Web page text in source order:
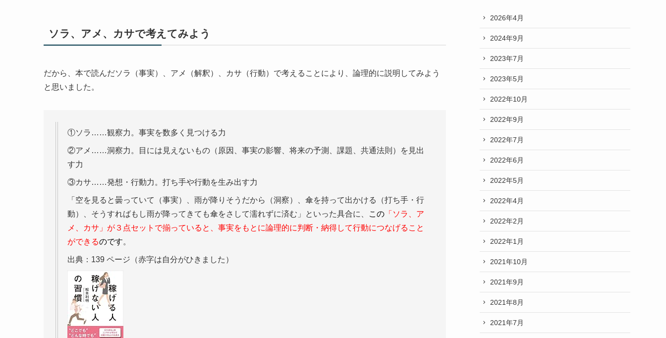
ソラ、アメ、カサで考えてみよう
だから、本で読んだソラ（事実）、アメ（解釈）、カサ（行動）で考えることにより、論理的に説明してみよう
と思いました。
①ソラ……観察力。事実を数多く見つける力
②アメ……洞察力。目には見えないもの（原因、事実の影響、将来の予測、課題、共通法則）を見出
す力
③カサ……発想・行動力。打ち手や行動を生み出す力
「空を見ると曇っていて（事実）、雨が降りそうだから（洞察）、傘を持って出かける（打ち手・行
動）、そうすればもし雨が降ってきても傘をさして濡れずに済む」といった具合に、
この 「ソラ、ア
メ、カサ」が３点セットで揃っていると、事実をもとに論理的に判断・納得して行動につなげること
ができるのです。
出典：139 ページ（赤字は自分がひきました）
2026年4月
2024年9月
2023年7月
2023年5月
2022年10月
2022年9月
2022年7月
2022年6月
2022年5月
2022年4月
2022年2月
2022年1月
2021年10月
2021年9月
2021年8月
2021年7月